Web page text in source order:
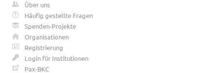
Über uns
Häufig gestellte Fragen
Spenden-Projekte
Organisationen
Registrierung
Login für Institutionen
Pax-BKC